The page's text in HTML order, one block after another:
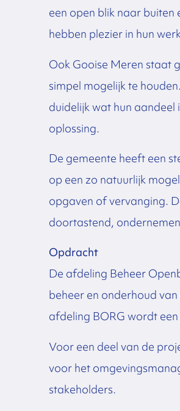
een open blik naar buiten
hebben plezier in hun
Ook Gooise Meren staat
simpel mogelijk te
duidelijk wat hun aandeel
oplossing.
De gemeente heeft een
op een zo natuurlijk
opgaven of vervanging.
doortastend,
Opdracht
De afdeling Beheer
beheer en onderhoud
afdeling BORG wordt
Voor een deel van de
voor het
stakeholders.